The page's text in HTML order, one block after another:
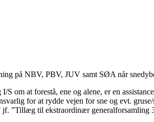
på NBV, PBV, JUV samt SØA når
om at forestå, ene og alene, er en
for at rydde vejen for sne og evt.
”Tillæg til ekstraordinær generalforsamling